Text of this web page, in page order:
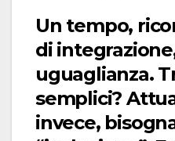
Un tempo,
di
uguaglianza.
semplici?
invece,